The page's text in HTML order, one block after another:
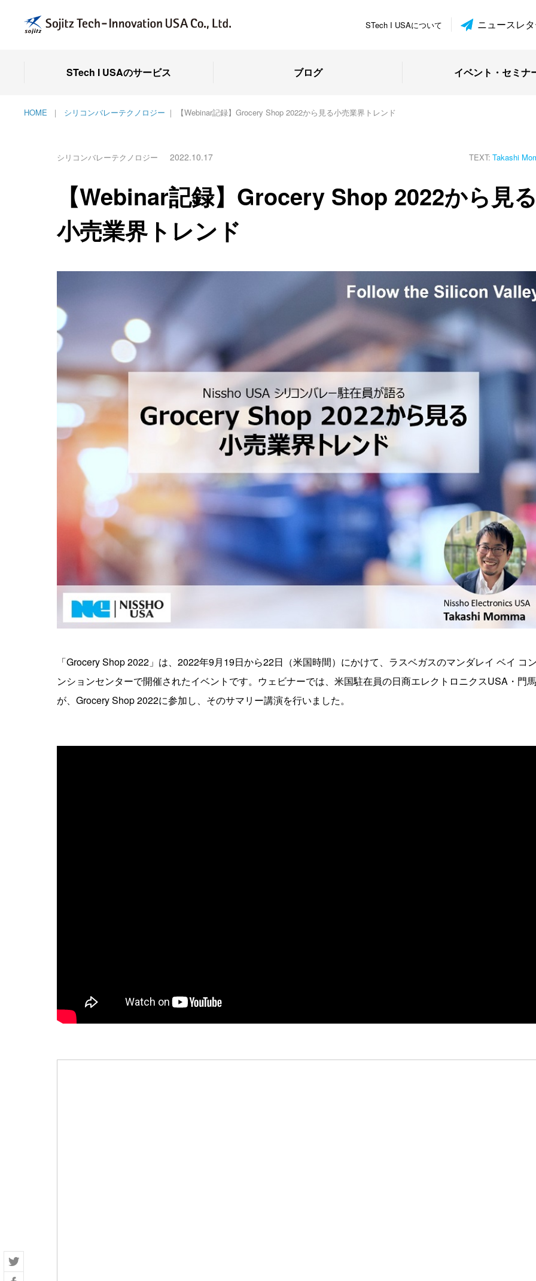
STech I USAについて ニュースレ
STech I USAのサービス ブログ イベント・セミナ
HOME シリコンバレーテクノロジー 【Webinar記録】Grocery Shop 2022から見る小売業界トレンド
シリコンバレーテクノロジー 2022.10.17 TEXT: Takashi
【Webinar記録】Grocery Shop 2022から見
小売業界トレンド
「Grocery Shop 2022」は、2022年9月19日から22日（米国時間）にかけて、ラスベガスのマンダレイ ベイ コ
ンションセンターで開催されたイベントです。ウェビナーでは、米国駐在員の日商エレクトロニクスUSA・門馬
が、Grocery Shop 2022に参加し、そのサマリー講演を行いました。